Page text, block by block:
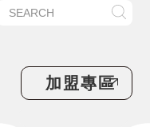
加盟專區